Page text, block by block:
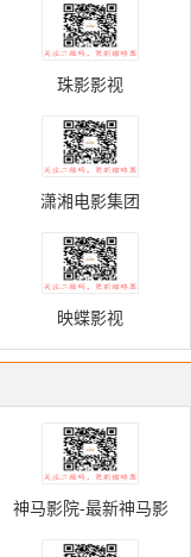
珠影影视
潇湘电影集团
映蝶影视
神马影院-最新神马影